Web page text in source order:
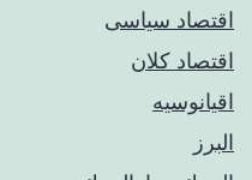
اقتصاد سیاسی
اقتصاد کلان
اقیانوسیه
البرز